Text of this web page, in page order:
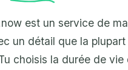
est un service de
un détail que la
choisis la durée de